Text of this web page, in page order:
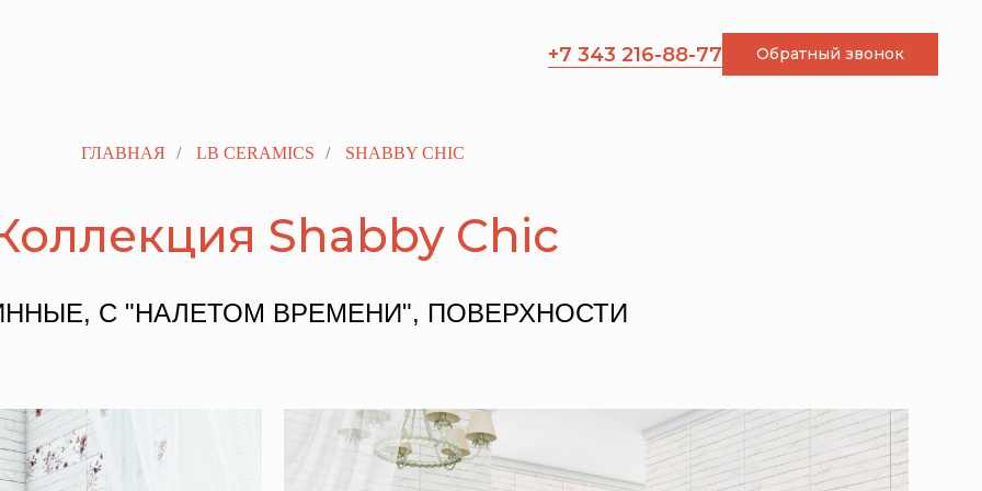
+7 343 216-88-77 Обратный звонок
ГЛАВНАЯ / LB CERAMICS / SHABBY CHIC
Shabby Chic
С "НАЛЕТОМ ВРЕМЕНИ", ПОВЕРХНОСТИ